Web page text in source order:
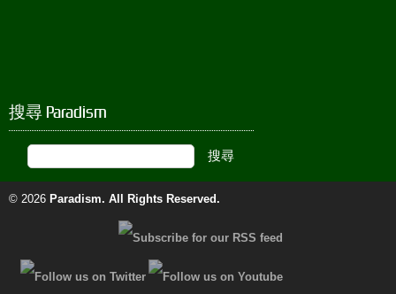
搜尋 Paradism
© 2026 Paradism. All Rights Reserved.